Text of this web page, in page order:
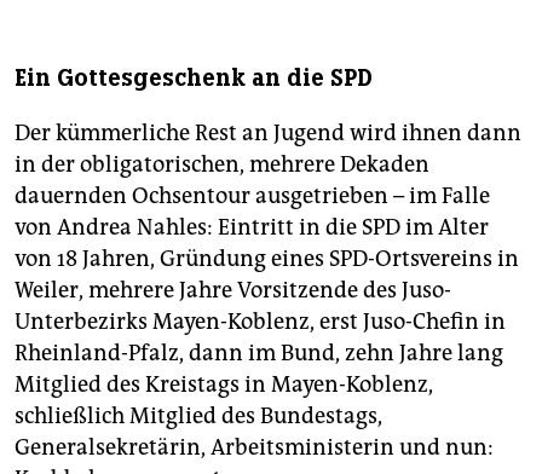
Ein Gottesgeschenk an die SPD
Der kümmerliche Rest an Jugend wird ihnen dann
in der obligatorischen, mehrere Dekaden
dauernden Ochsentour ausgetrieben – im Falle
von Andrea Nahles: Eintritt in die SPD im Alter
von 18 Jahren, Gründung eines SPD-Ortsvereins in
Weiler, mehrere Jahre Vorsitzende des Juso-
Unterbezirks Mayen-Koblenz, erst Juso-Chefin in
Rheinland-Pfalz, dann im Bund, zehn Jahre lang
Mitglied des Kreistags in Mayen-Koblenz,
schließlich Mitglied des Bundestags,
Generalsekretärin, Arbeitsministerin und nun: